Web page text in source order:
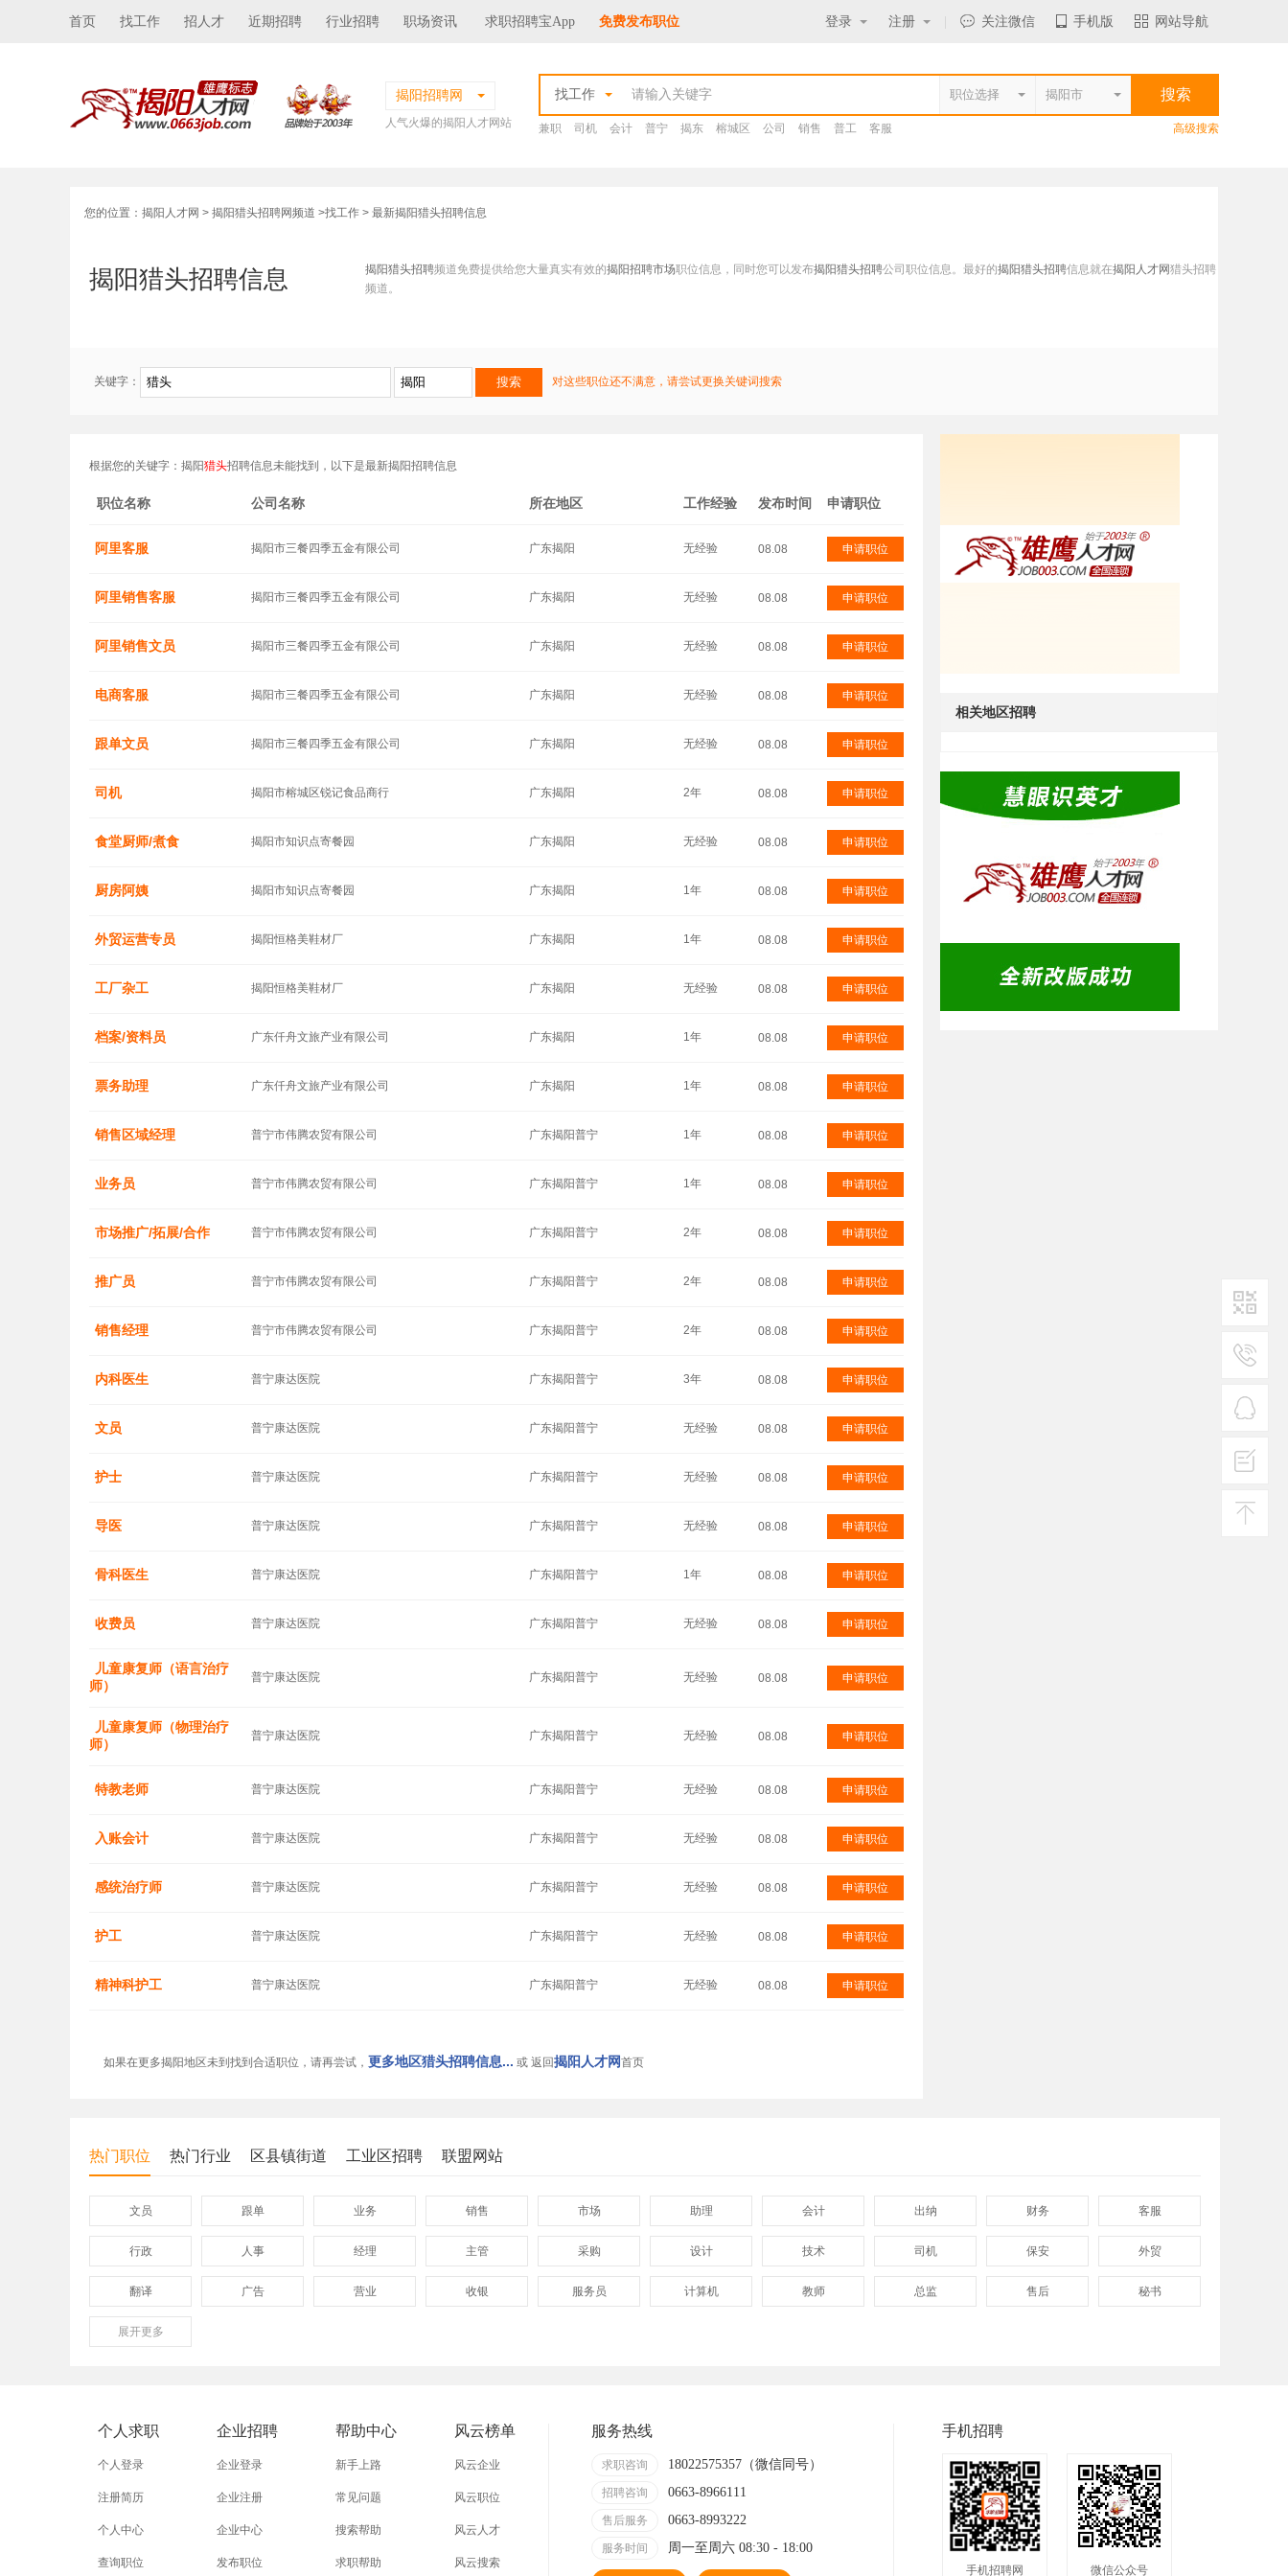
首页 找工作 招人才 近期招聘 行业招聘 职场资讯 求职招聘宝App 免费发布职位 登录 注册 关注微信 手机版 网站导航
揭阳招聘网
人气火爆的揭阳人才网站
找工作
兼职 司机 会计 普宁 揭东 榕城区 公司 销售 普工 客服 高级搜索
您的位置： 揭阳人才网 > 揭阳猎头招聘网频道 >找工作 > 最新揭阳猎头招聘信息
揭阳猎头招聘信息 揭阳猎头招聘频道免费提供给您大量真实有效的揭阳招聘市场职位信息，同时您可以发布揭阳猎头招聘公司职位信息。最好的揭阳猎头招聘信息就在揭阳人才网猎头招聘
频道。
关键字： 对这些职位还不满意，请尝试更换关键词搜索
根据您的关键字：揭阳猎头招聘信息未能找到，以下是最新揭阳招聘信息
职位名称 公司名称 所在地区 工作经验 发布时间 申请职位
阿里客服 揭阳市三餐四季五金有限公司 广东揭阳 无经验 08.08 申请职位
阿里销售客服 揭阳市三餐四季五金有限公司 广东揭阳 无经验 08.08 申请职位
阿里销售文员 揭阳市三餐四季五金有限公司 广东揭阳 无经验 08.08 申请职位
电商客服 揭阳市三餐四季五金有限公司 广东揭阳 无经验 08.08 申请职位
跟单文员 揭阳市三餐四季五金有限公司 广东揭阳 无经验 08.08 申请职位
司机 揭阳市榕城区锐记食品商行 广东揭阳 2年 08.08 申请职位
食堂厨师/煮食 揭阳市知识点寄餐园 广东揭阳 无经验 08.08 申请职位
厨房阿姨 揭阳市知识点寄餐园 广东揭阳 1年 08.08 申请职位
外贸运营专员 揭阳恒格美鞋材厂 广东揭阳 1年 08.08 申请职位
工厂杂工 揭阳恒格美鞋材厂 广东揭阳 无经验 08.08 申请职位
档案/资料员 广东仟舟文旅产业有限公司 广东揭阳 1年 08.08 申请职位
票务助理 广东仟舟文旅产业有限公司 广东揭阳 1年 08.08 申请职位
销售区域经理 普宁市伟腾农贸有限公司 广东揭阳普宁 1年 08.08 申请职位
业务员 普宁市伟腾农贸有限公司 广东揭阳普宁 1年 08.08 申请职位
市场推广/拓展/合作 普宁市伟腾农贸有限公司 广东揭阳普宁 2年 08.08 申请职位
推广员 普宁市伟腾农贸有限公司 广东揭阳普宁 2年 08.08 申请职位
销售经理 普宁市伟腾农贸有限公司 广东揭阳普宁 2年 08.08 申请职位
内科医生 普宁康达医院 广东揭阳普宁 3年 08.08 申请职位
文员 普宁康达医院 广东揭阳普宁 无经验 08.08 申请职位
护士 普宁康达医院 广东揭阳普宁 无经验 08.08 申请职位
导医 普宁康达医院 广东揭阳普宁 无经验 08.08 申请职位
骨科医生 普宁康达医院 广东揭阳普宁 1年 08.08 申请职位
收费员 普宁康达医院 广东揭阳普宁 无经验 08.08 申请职位
儿童康复师（语言治疗
师）
普宁康达医院 广东揭阳普宁 无经验 08.08 申请职位
儿童康复师（物理治疗
师）
普宁康达医院 广东揭阳普宁 无经验 08.08 申请职位
特教老师 普宁康达医院 广东揭阳普宁 无经验 08.08 申请职位
入账会计 普宁康达医院 广东揭阳普宁 无经验 08.08 申请职位
感统治疗师 普宁康达医院 广东揭阳普宁 无经验 08.08 申请职位
护工 普宁康达医院 广东揭阳普宁 无经验 08.08 申请职位
精神科护工 普宁康达医院 广东揭阳普宁 无经验 08.08 申请职位
如果在更多揭阳地区未到找到合适职位，请再尝试， 更多地区猎头招聘信息... 或 返回揭阳人才网首页
相关地区招聘
热门职位 热门行业 区县镇街道 工业区招聘 联盟网站
文员 跟单 业务 销售 市场 助理 会计 出纳 财务 客服
行政 人事 经理 主管 采购 设计 技术 司机 保安 外贸
翻译 广告 营业 收银 服务员 计算机 教师 总监 售后 秘书
保险
近期 今日 今天 哪里 附近今天 日结 最近 2020
同城找工作 今天招工 最近 工地招小工 200元一天 冲压工 快递分拣员
保洁员 缝纫工 送餐员 洗碗工
展开更多
个人求职
个人登录
注册简历
个人中心
查询职位
企业招聘
企业登录
企业注册
企业中心
发布职位
帮助中心
新手上路
常见问题
搜索帮助
求职帮助
风云榜单
风云企业
风云职位
风云人才
风云搜索
服务热线
求职咨询 18022575357（微信同号）
招聘咨询 0663-8966111
售后服务 0663-8993222
服务时间 周一至周六 08:30 - 18:00
手机招聘
手机招聘网 微信公众号
二维码1
热线
客服
建议